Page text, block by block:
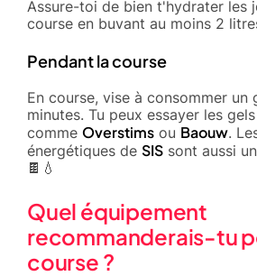
Assure-toi de bien t'hydrater les
course en buvant au moins 2
Pendant la course
En course, vise à consommer un
minutes. Tu peux essayer les
comme Overstims ou Baouw.
énergétiques de SIS sont aussi
🍫💧
Quel équipement
recommanderais-tu
course ?